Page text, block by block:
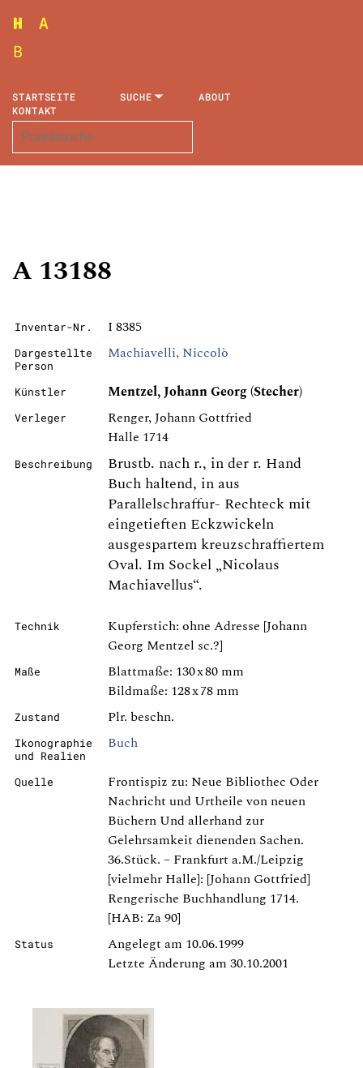
STARTSEITE SUCHE
ABOUT
KONTAKT
A 13188
Inventar-Nr. I 8385
Dargestellte
Person
Machiavelli, Niccolò
Künstler Mentzel, Johann Georg (Stecher)
Verleger
Renger, Johann Gottfried
Halle 1714
Beschreibung
Brustb. nach r., in der r. Hand
Buch haltend, in aus
Parallelschraffur- Rechteck mit
eingetieften Eckzwickeln
ausgespartem kreuzschraffiertem
Oval. Im Sockel „Nicolaus
Machiavellus“.
Technik
Kupferstich: ohne Adresse [Johann
Georg Mentzel sc.?]
Maße
Blattmaße: 130 x 80 mm
Bildmaße: 128 x 78 mm
Zustand Plr. beschn.
Ikonographie
und Realien
Buch
Quelle
Frontispiz zu: Neue Bibliothec Oder
Nachricht und Urtheile von neuen
Büchern Und allerhand zur
Gelehrsamkeit dienenden Sachen.
36.Stück. – Frankfurt a.M./Leipzig
[vielmehr Halle]: [Johann Gottfried]
Rengerische Buchhandlung 1714.
[HAB: Za 90]
Status
Angelegt am 10.06.1999
Letzte Änderung am 30.10.2001